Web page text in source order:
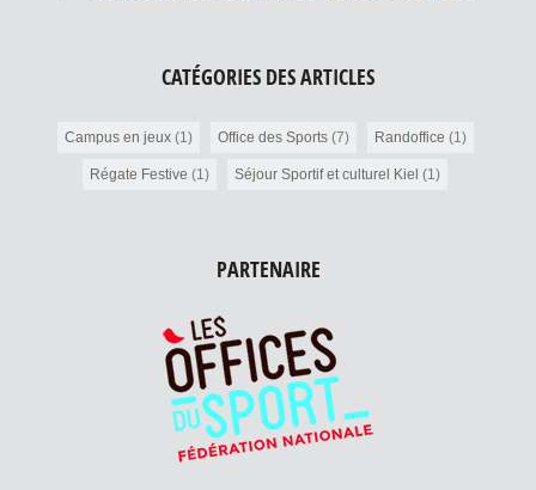
CATÉGORIES DES ARTICLES
Campus en jeux(1) Office des Sports(7) Randoffice (1)
Régate Festive (1) Séjour Sportif et culturel Kiel (1)
PARTENAIRE